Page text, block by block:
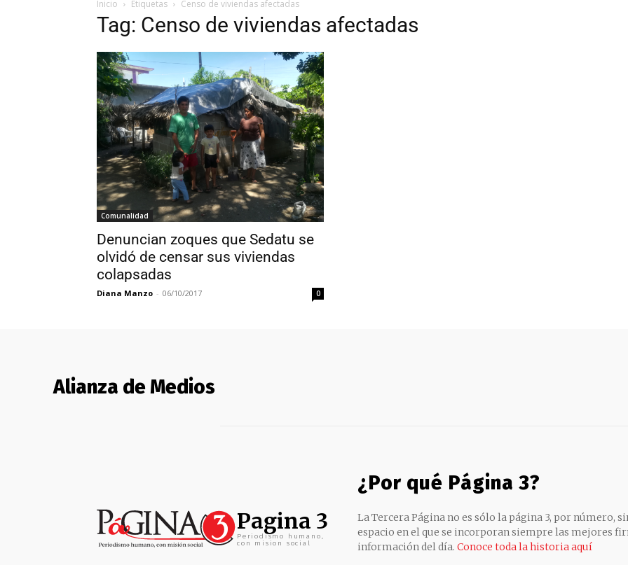
Inicio Etiquetas Censo de viviendas afectadas
Tag: Censo de viviendas afectadas
Comunalidad
Denuncian zoques que Sedatu se
olvidó de censar sus viviendas
colapsadas
Diana Manzo - 06/10/2017 0
Alianza de Medios
Pagina 3
Periodismo humano,
con mision social
¿Por qué Página 3?
La Tercera Página no es sólo la página 3, por número,
espacio en el que se incorporan siempre las mejores
información del día. Conoce toda la historia aquí